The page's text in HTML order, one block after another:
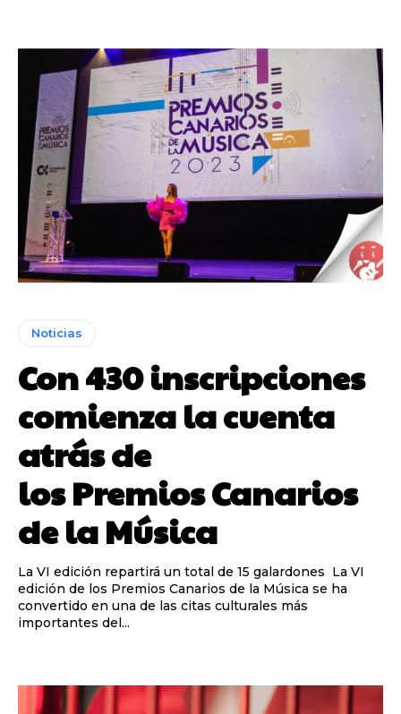
Noticias
Con 430 inscripciones
comienza la cuenta
atrás de
los Premios Canarios
de la Música
La VI edición repartirá un total de 15 galardones La VI
edición de los Premios Canarios de la Música se ha
convertido en una de las citas culturales más
importantes del...